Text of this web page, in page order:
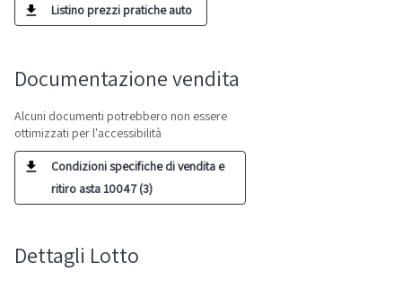
Listino prezzi pratiche auto
Documentazione vendita
Alcuni documenti potrebbero non essere
ottimizzati per l'accessibilità
Condizioni specifiche di vendita e
ritiro asta 10047 (3)
Dettagli Lotto